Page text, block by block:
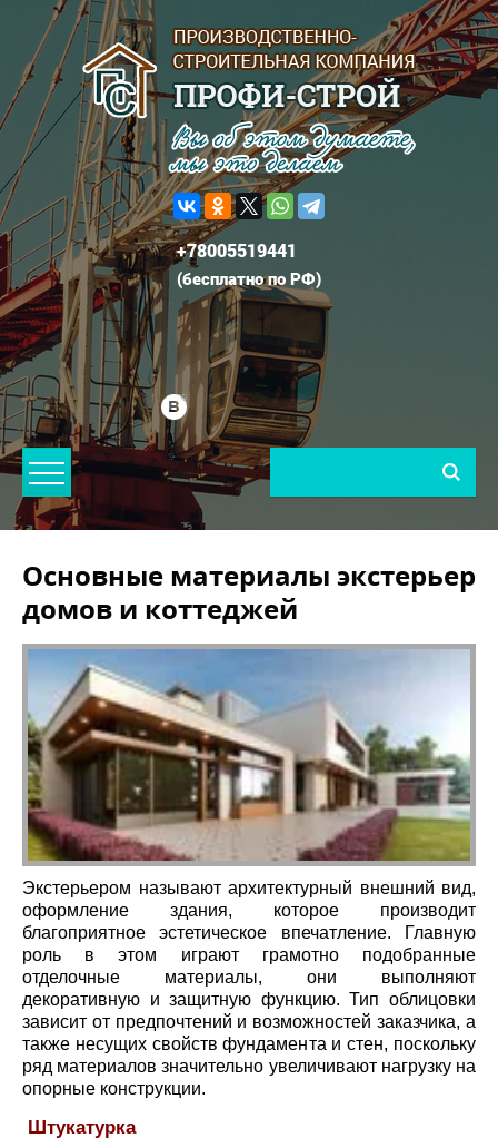
+78005519441
(бесплатно по РФ)
Основные материалы экстерьер
домов и коттеджей
Экстерьером называют архитектурный внешний вид,
оформление здания, которое производит
благоприятное эстетическое впечатление. Главную
роль в этом играют грамотно подобранные
отделочные материалы, они выполняют
декоративную и защитную функцию. Тип облицовки
зависит от предпочтений и возможностей заказчика, а
также несущих свойств фундамента и стен, поскольку
ряд материалов значительно увеличивают нагрузку на
опорные конструкции.
Штукатурка